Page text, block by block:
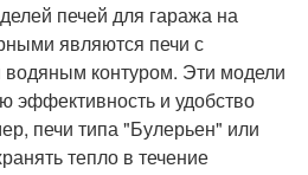
печей для гаража на
являются печи с
контуром. Эти модели
эффективность и удобство
печи типа "Булерьен" или
тепло в течение